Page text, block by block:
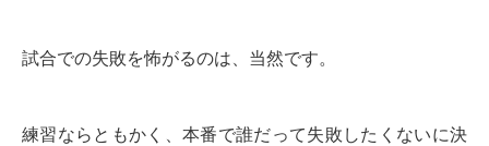
試合での失敗を怖がるのは、当然です。
練習ならともかく、本番で誰だって失敗したくないに決